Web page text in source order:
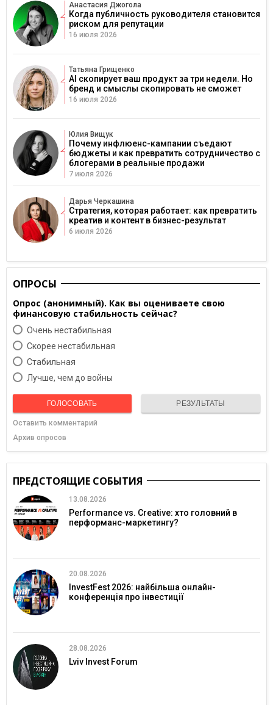
Анастасия Джогола
Когда публичность руководителя становится
риском для репутации
16 июля 2026
Татьяна Грищенко
AI скопирует ваш продукт за три недели. Но
бренд и смыслы скопировать не сможет
16 июля 2026
Юлия Вищук
Почему инфлюенс-кампании съедают
бюджеты и как превратить сотрудничество с
блогерами в реальные продажи
7 июля 2026
Дарья Черкашина
Стратегия, которая работает: как превратить
креатив и контент в бизнес-результат
6 июля 2026
ОПРОСЫ
Опрос (анонимный). Как вы оцениваете свою
финансовую стабильность сейчас?
Очень нестабильная
Скорее нестабильная
Cтабильная
Лучше, чем до войны
ГОЛОСОВАТЬ РЕЗУЛЬТАТЫ
Оставить комментарий
Архив опросов
ПРЕДСТОЯЩИЕ СОБЫТИЯ
13.08.2026
Performance vs. Creative: хто головний в
перформанс-маркетингу?
20.08.2026
InvestFest 2026: найбільша онлайн-
конференція про інвестиції
28.08.2026
Lviv Invest Forum